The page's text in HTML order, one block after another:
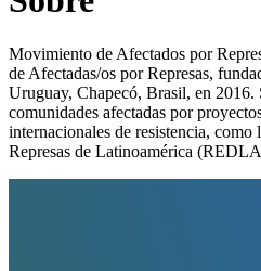
Movimiento de Afectados por
de Afectadas/os por Represas,
Uruguay, Chapecó, Brasil, en 2016.
comunidades afectadas por
internacionales de resistencia, como
Represas de Latinoamérica